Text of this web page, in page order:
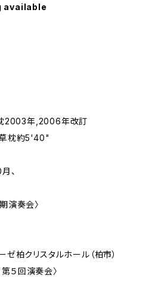
available
2003年,2006年改訂
枕約5'40"
、
演奏会〉
ゼ柏クリスタルホール（柏市）
５回演奏会〉